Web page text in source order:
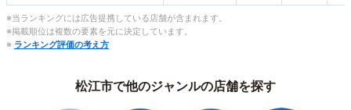
※当ランキングには広告提携している店舗が含まれます。
※掲載順位は複数の要素を元に決定しています。
※ ランキング評価の考え方
松江市で他のジャンルの店舗を探す